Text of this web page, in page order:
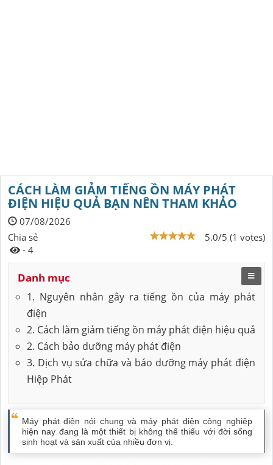
CÁCH LÀM GIẢM TIẾNG ỒN MÁY PHÁT
ĐIỆN HIỆU QUẢ BẠN NÊN THAM KHẢO
07/08/2026
5.0/5 (1 votes)
Chia sẻ
- 4
Danh mục
1. Nguyên nhân gây ra tiếng ồn của máy phát
điện
2. Cách làm giảm tiếng ồn máy phát điện hiệu quả
2. Cách bảo dưỡng máy phát điện
3. Dịch vụ sửa chữa và bảo dưỡng máy phát điện
Hiệp Phát
Máy phát điện nói chung và máy phát điện công nghiệp
hiện nay đang là một thiết bị không thể thiếu với đời sống
sinh hoạt và sản xuất của nhiều đơn vị.